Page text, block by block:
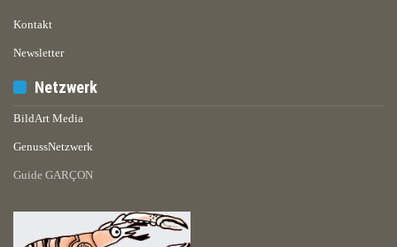
Kontakt
Newsletter
Netzwerk
BildArt Media
GenussNetzwerk
Guide GARÇON